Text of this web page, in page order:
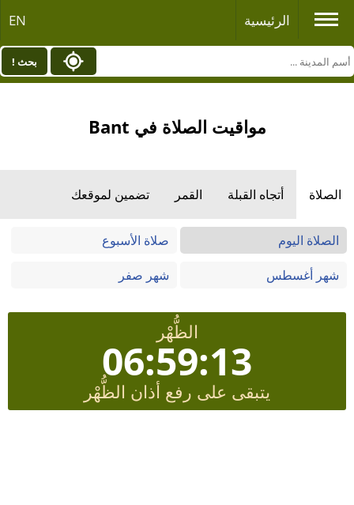
الرئيسية EN
بحث !
مواقيت الصلاة في Bant
الصلاة أتجاه القبلة القمر تضمين لموقعك
الصلاة اليوم
صلاة الأسبوع
شهر أغسطس
شهر صفر
الظُّهْر
06:59:12
يتبقى على رفع أذان الظُّهْر